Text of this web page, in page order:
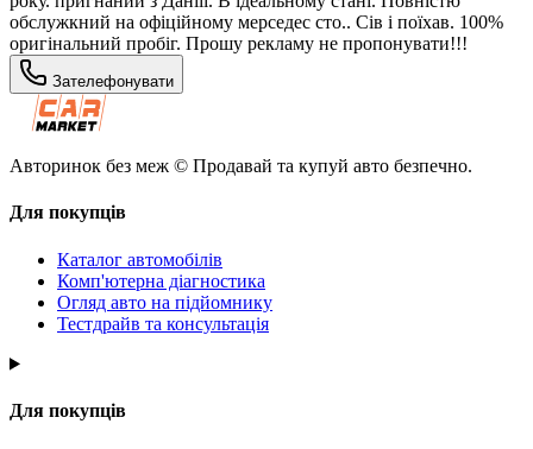
обслужкний на офіційному мерседес сто.. Сів і поїхав. 100%
оригінальний пробіг. Прошу рекламу не пропонувати!!!
Зателефонувати
Авторинок без меж © Продавай та купуй авто безпечно.
Для покупців
Каталог автомобілів
Комп'ютерна діагностика
Огляд авто на підйомнику
Тестдрайв та консультація
Для покупців